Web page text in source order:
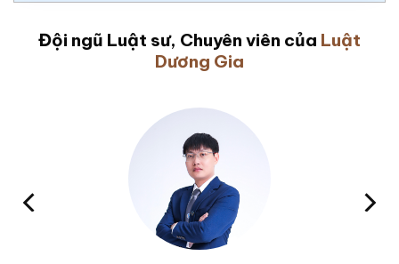
Đội ngũ Luật sư, Chuyên viên của Luật
Dương Gia